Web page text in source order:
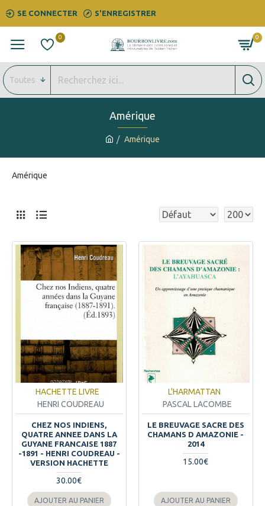
SE CONNECTER S'ENREGISTRER
0 0
Toutes
Amérique
Amérique
Amérique
HACHETTE LIVRE
HENRI COUDREAU
CHEZ NOS INDIENS,
QUATRE ANNEE DANS LA
GUYANE FRANCAISE 1887
-1891 - HENRI COUDREAU -
VERSION HACHETTE
30.00€
AJOUTER AU PANIER
L'HARMATTAN
PASCAL LACOMBE
LE BREUVAGE SACRE DES
CHAMANS D AMAZONIE -
2014
15.00€
AJOUTER AU PANIER